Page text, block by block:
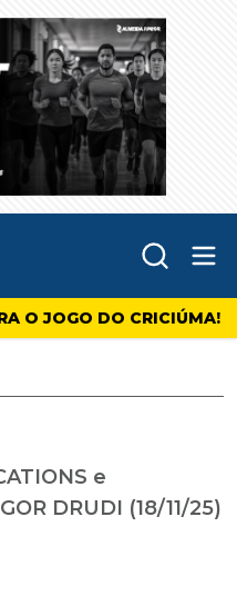
O JOGO DO CRICIÚMA!
e
DRUDI (18/11/25)